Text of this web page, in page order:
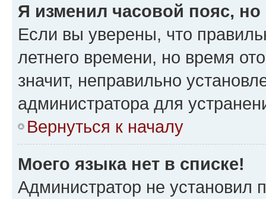
Я изменил часовой пояс,
Если вы уверены, что
летнего времени, но время
значит, неправильно
администратора для
Вернуться к началу
Моего языка нет в списке!
Администратор не установил